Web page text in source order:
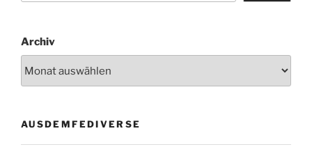
Archiv
AUSDEMFEDIVERSE